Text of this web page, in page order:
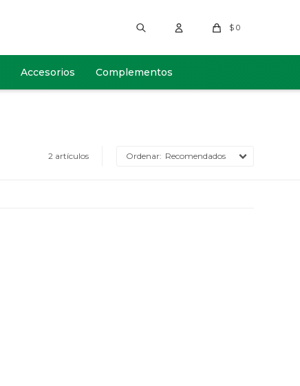
Accesorios Complementos
$ 0
2 artículos Recomendados